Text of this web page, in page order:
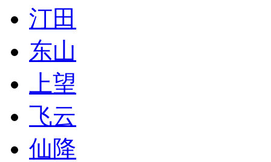
汀田
东山
上望
飞云
仙降